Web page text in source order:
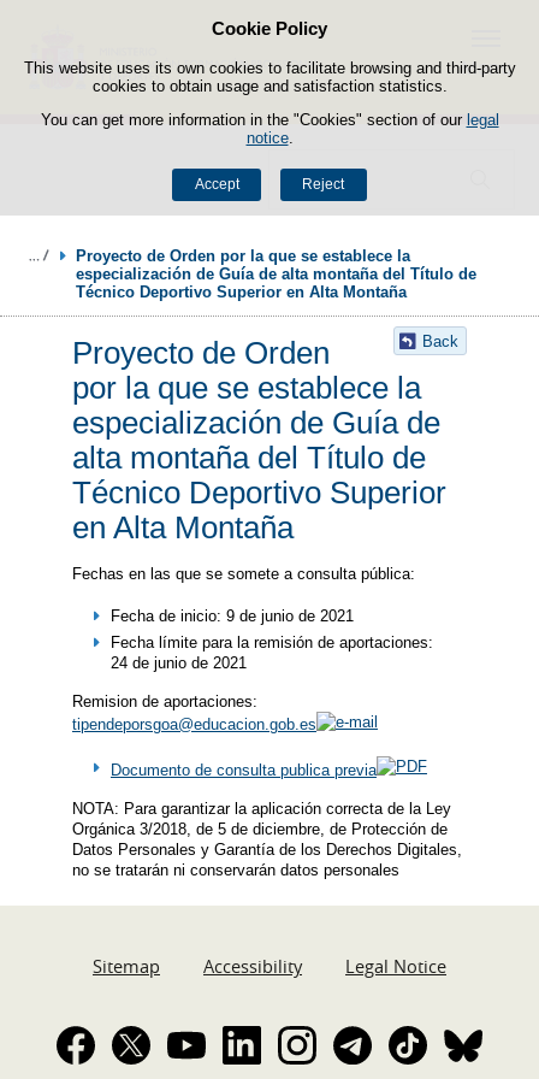
Cookie Policy
This website uses its own cookies to facilitate browsing and third-party
cookies to obtain usage and satisfaction statistics.
You can get more information in the "Cookies" section of our legal
notice.
Accept Reject
Skip to content
Search
Menu
Proyecto de Orden por la que se establece la
especialización de Guía de alta montaña del Título de
Técnico Deportivo Superior en Alta Montaña
Back
Proyecto de Orden
por la que se establece la
especialización de Guía de
alta montaña del Título de
Técnico Deportivo Superior
en Alta Montaña
Fechas en las que se somete a consulta pública:
Fecha de inicio: 9 de junio de 2021
Fecha límite para la remisión de aportaciones:
24 de junio de 2021
Remision de aportaciones:
tipendeporsgoa@educacion.gob.es
Documento de consulta publica previa
NOTA: Para garantizar la aplicación correcta de la Ley
Orgánica 3/2018, de 5 de diciembre, de Protección de
Datos Personales y Garantía de los Derechos Digitales,
no se tratarán ni conservarán datos personales
Sitemap Accessibility Legal Notice